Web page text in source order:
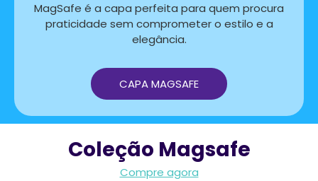
MagSafe é a capa perfeita para quem procura
praticidade sem comprometer o estilo e a
elegância.
CAPA MAGSAFE
Coleção Magsafe
Compre agora